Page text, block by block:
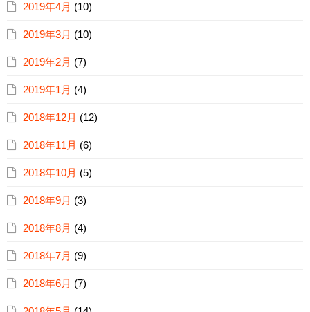
2019年4月 (10)
2019年3月 (10)
2019年2月 (7)
2019年1月 (4)
2018年12月 (12)
2018年11月 (6)
2018年10月 (5)
2018年9月 (3)
2018年8月 (4)
2018年7月 (9)
2018年6月 (7)